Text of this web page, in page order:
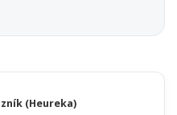
(Heureka)